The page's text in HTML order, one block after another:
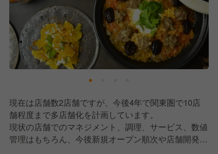
現在は店舗数2店舗ですが、今後4年で関東圏で10店
舗程度まで多店舗化を計画しています。
現状の店舗でのマネジメント、調理、サービス、数値
管理はもちろん、今後新規オープン順次や店舗開発を